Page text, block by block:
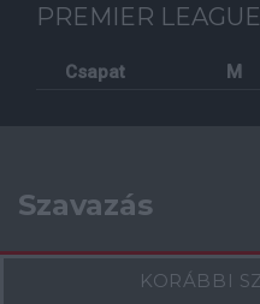
PREMIER
Csapat M
Szavazás
KORÁBBI